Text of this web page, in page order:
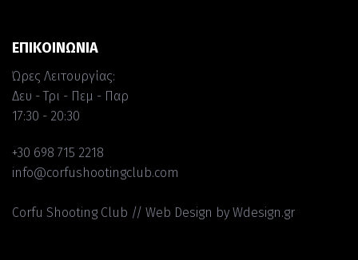
ΕΠΙΚΟΙΝΩΝΙΑ
Ώρες Λειτουργίας:
Δευ - Τρι - Πεμ - Παρ
17:30 - 20:30
+30 698 715 2218
info@corfushootingclub.com
Corfu Shooting Club // Web Design by Wdesign.gr